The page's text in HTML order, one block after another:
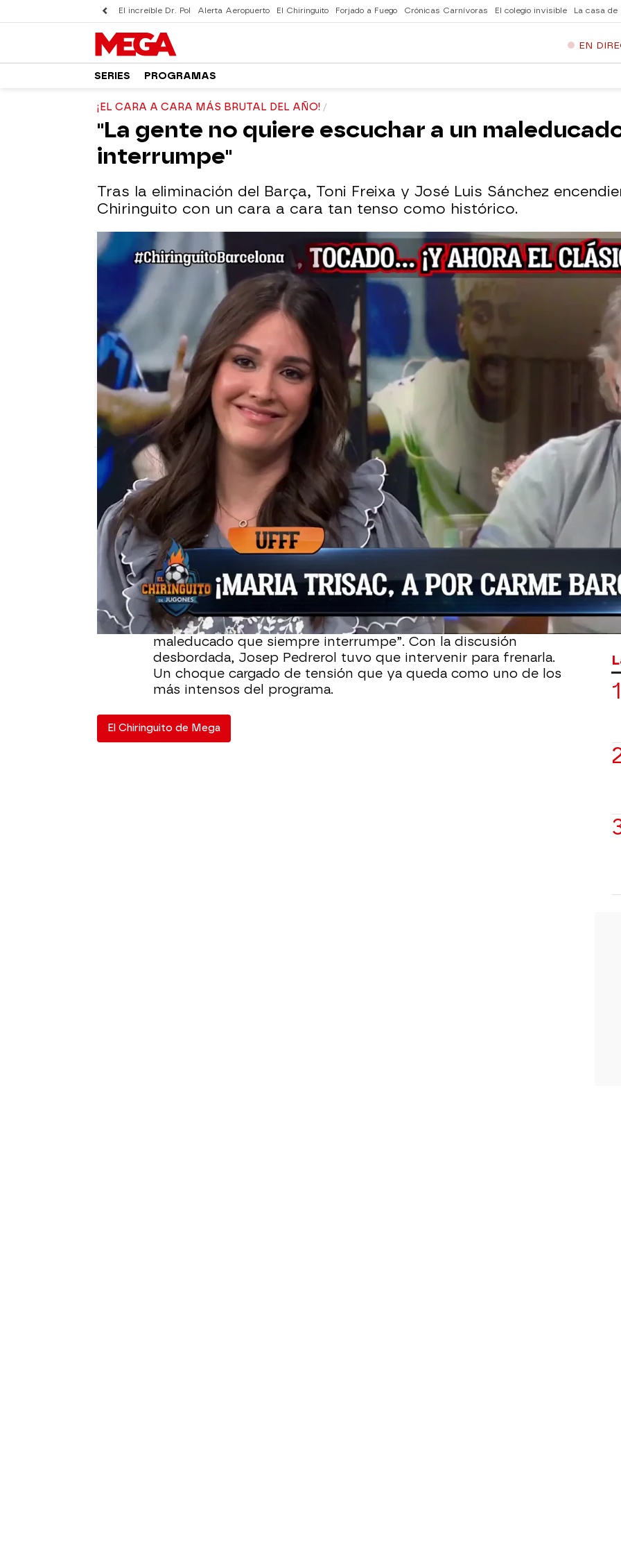
El increíble Dr. Pol Alerta Aeropuerto El Chiringuito Forjado a Fuego Crónicas Carnívoras El colegio invisible La casa de
EN
SERIES PROGRAMAS
¡EL CARA A CARA MÁS BRUTAL DEL AÑO!
"La gente no quiere escuchar a un
interrumpe"
Tras la eliminación del Barça, Toni Freixa y José Luis Sánchez
Chiringuito con un cara a cara tan tenso como histórico.
El Chiringuito
Publicado:08 de mayo de 2025, 01:12
WhatsappFacebook
Todo comenzó cuando Toni Freixa afirmó que “todo el
barcelonismo está orgulloso” del equipo tras la eliminación en
Champions. José Luis Sánchez saltó de inmediato: “No puedes
hablar en nombre del barcelonismo, fuiste el candidato menos
votado”. El cruce de reproches subió de tono rápidamente.
Freixa replicó con dureza: “La gente no quiere escuchar a un
maleducado que siempre interrumpe”. Con la discusión
desbordada, Josep Pedrerol tuvo que intervenir para frenarla.
Un choque cargado de tensión que ya queda como uno de los
más intensos del programa.
El Chiringuito de Mega